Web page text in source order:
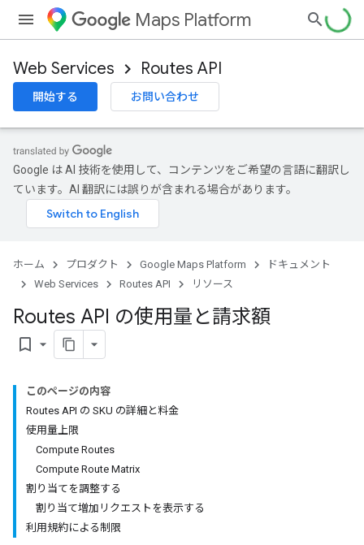
Maps Platform
Web Services Routes API
開始する お問い合わせ
Google は AI 技術を使用して、コンテンツをご希望の言語に翻訳し
ています。AI 翻訳には誤りが含まれる場合があります。
ホーム プロダクト Google Maps Platform
ドキュメント
Web Services
Routes API リソース
Routes API の使用量と請求額
bookmark_border
このページの内容
Routes API の SKU の詳細と料金
使用量上限
Compute Routes
Compute Route Matrix
割り当てを調整する
割り当て増加リクエストを表示する
利用規約による制限